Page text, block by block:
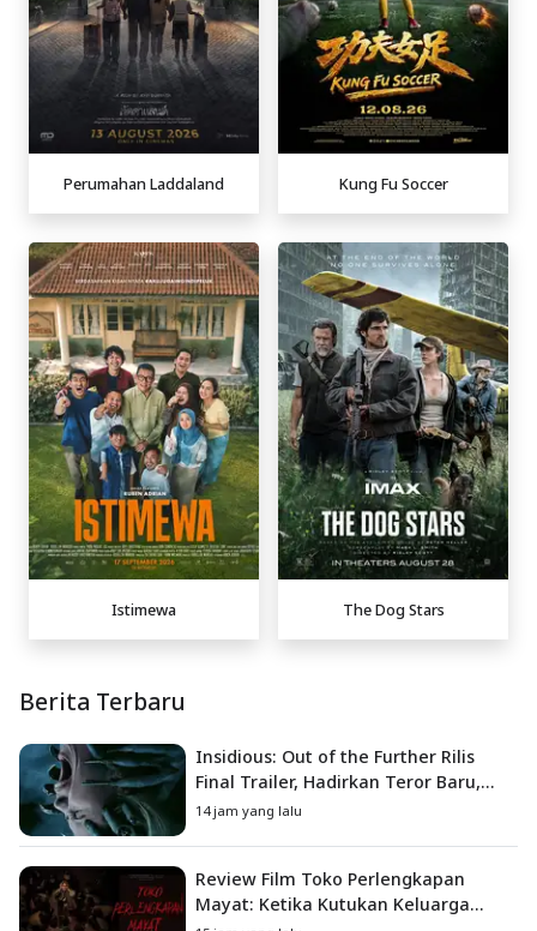
Perumahan Laddaland Kung Fu Soccer
Istimewa The Dog Stars
Berita Terbaru
Insidious: Out of the Further Rilis
Final Trailer, Hadirkan Teror Baru,
Iblis Kini Masuk ke Dunia Manusia
14 jam yang lalu
Review Film Toko Perlengkapan
Mayat: Ketika Kutukan Keluarga